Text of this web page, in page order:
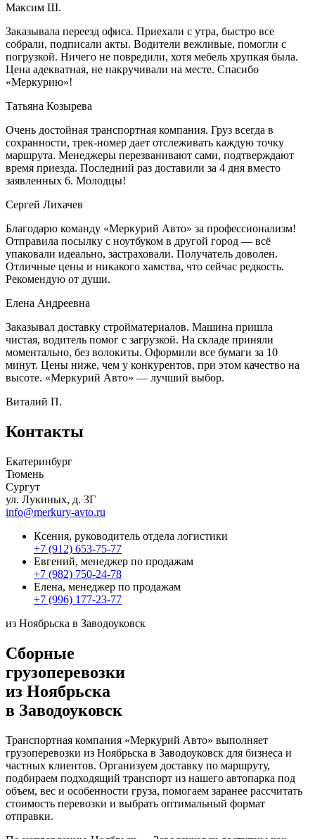
Максим Ш.
Заказывала переезд офиса. Приехали с утра, быстро все
собрали, подписали акты. Водители вежливые, помогли с
погрузкой. Ничего не повредили, хотя мебель хрупкая была.
Цена адекватная, не накручивали на месте. Спасибо
«Меркурию»!
Татьяна Козырева
Очень достойная транспортная компания. Груз всегда в
сохранности, трек-номер дает отслеживать каждую точку
маршрута. Менеджеры перезванивают сами, подтверждают
время приезда. Последний раз доставили за 4 дня вместо
заявленных 6. Молодцы!
Сергей Лихачев
Благодарю команду «Меркурий Авто» за профессионализм!
Отправила посылку с ноутбуком в другой город — всё
упаковали идеально, застраховали. Получатель доволен.
Отличные цены и никакого хамства, что сейчас редкость.
Рекомендую от души.
Елена Андреевна
Заказывал доставку стройматериалов. Машина пришла
чистая, водитель помог с загрузкой. На складе приняли
моментально, без волокиты. Оформили все бумаги за 10
минут. Цены ниже, чем у конкурентов, при этом качество на
высоте. «Меркурий Авто» — лучший выбор.
Виталий П.
Контакты
Екатеринбург
Тюмень
Сургут
ул. Лукиных, д. 3Г
info@merkury-avto.ru
Ксения, руководитель отдела логистики
+7 (912) 653-75-77
Евгений, менеджер по продажам
+7 (982) 750-24-78
Елена, менеджер по продажам
+7 (996) 177-23-77
из Ноябрьска в Заводоуковск
Сборные
грузоперевозки
из Ноябрьска
в Заводоуковск
Транспортная компания «Меркурий Авто» выполняет
грузоперевозки из Ноябрьска в Заводоуковск для бизнеса и
частных клиентов. Организуем доставку по маршруту,
подбираем подходящий транспорт из нашего автопарка под
объем, вес и особенности груза, помогаем заранее рассчитать
стоимость перевозки и выбрать оптимальный формат
отправки.